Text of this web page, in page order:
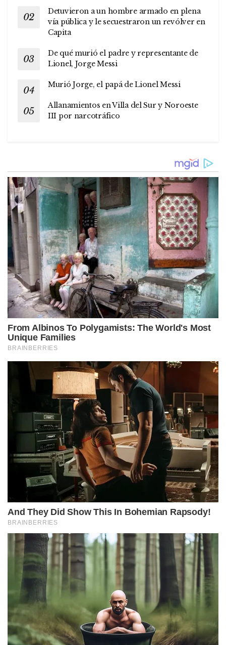
Detuvieron a un hombre armado en plena
vía pública y le secuestraron un revólver en
Capita
De qué murió el padre y representante de
Lionel, Jorge Messi
Murió Jorge, el papá de Lionel Messi
Allanamientos en Villa del Sur y Noroeste
III por narcotráfico